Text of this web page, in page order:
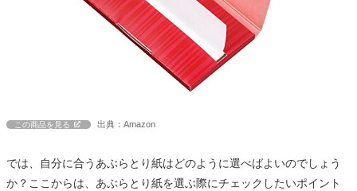
この商品を見る 出典：Amazon
では、自分に合うあぶらとり紙はどのように選べばよいのでしょう
か？ここからは、あぶらとり紙を選ぶ際にチェックしたいポイント